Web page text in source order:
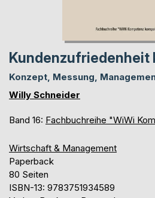
Kundenzufriedenheit
Konzept, Messung,
Willy Schneider
Band 16: Fachbuchreihe "WiWi
Wirtschaft & Management
Paperback
80 Seiten
ISBN-13: 9783751934589